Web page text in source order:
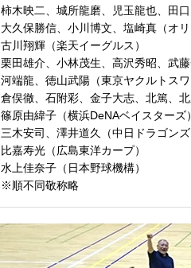
柿木映二、城所龍磨、児玉龍也、田
大久保勝信、小川博文、塩崎真（オ
古川翔輝（楽天イーグルス）
栗田雄介、小林茂生、高沢秀昭、武
河端龍、徳山武陽（東京ヤクルトスワ
倉俣徹、石附彩、金子大志、北篤、
篠原由緯子（横浜DeNAベイスターズ）
三木安司、澤井道久（中日ドラゴンズ
比嘉寿光（広島東洋カープ）
水上佳奈子（日本野球機構）
※順不同敬称略